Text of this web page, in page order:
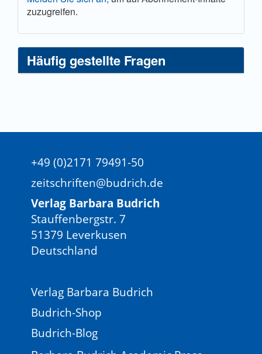
zuzugreifen.
Häufig gestellte Fragen
+49 (0)2171 79491-50
zeitschriften@budrich.de
Verlag Barbara Budrich
Stauffenbergstr. 7
51379 Leverkusen
Deutschland
Verlag Barbara Budrich
Budrich-Shop
Budrich-Blog